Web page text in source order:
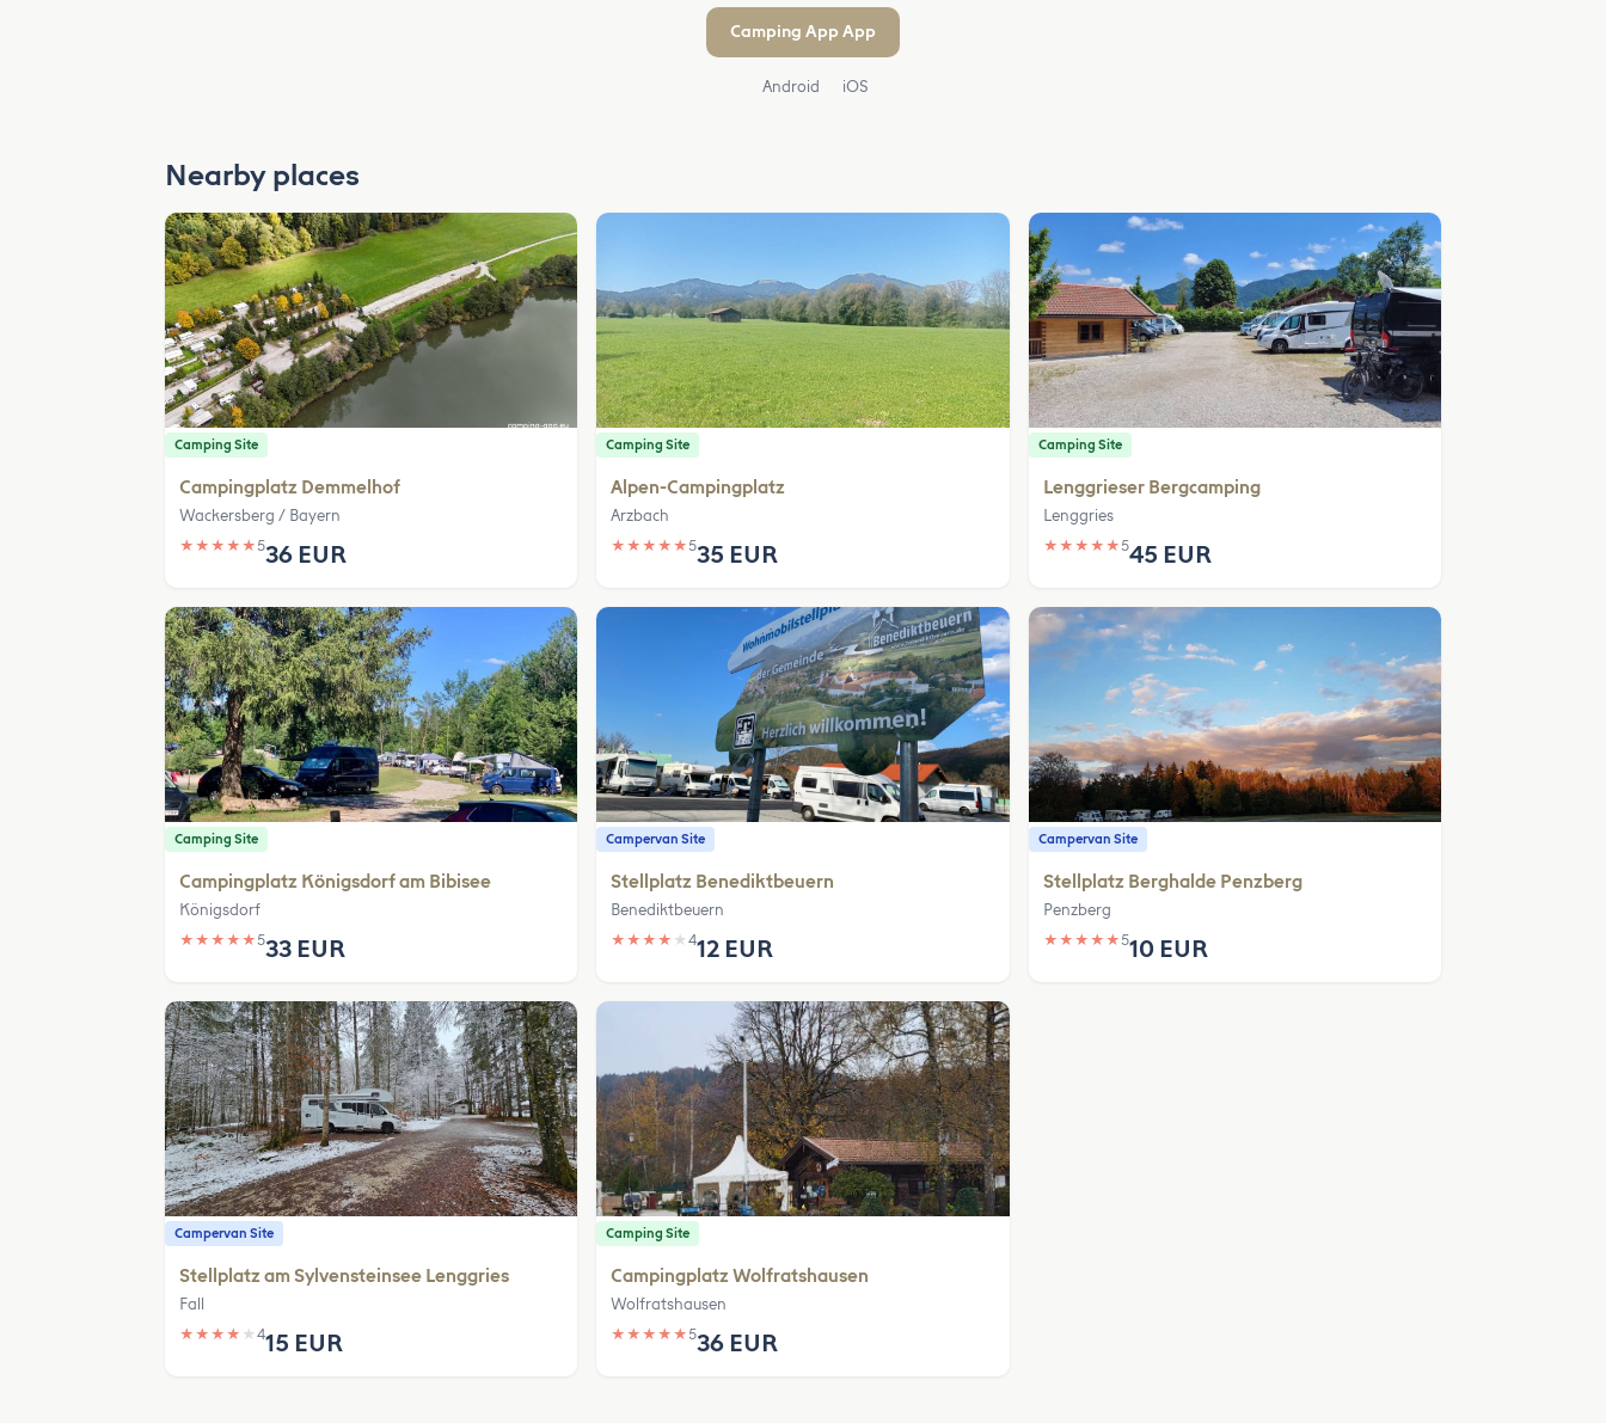
Camping App App
Android iOS
Nearby places
Camping Site
Campingplatz Demmelhof
Wackersberg / Bayern
★ ★ ★ ★ ★536 EUR
Camping Site
Alpen-Campingplatz
Arzbach
★ ★ ★ ★ ★535 EUR
Camping Site
Lenggrieser Bergcamping
Lenggries
★ ★ ★ ★ ★545 EUR
Camping Site
Campingplatz Königsdorf am Bibisee
Königsdorf
★ ★ ★ ★ ★533 EUR
Campervan Site
Stellplatz Benediktbeuern
Benediktbeuern
★ ★ ★ ★ ★412 EUR
Campervan Site
Stellplatz Berghalde Penzberg
Penzberg
★ ★ ★ ★ ★510 EUR
Campervan Site
Stellplatz am Sylvensteinsee Lenggries
Fall
★ ★ ★ ★ ★ 415 EUR
Camping Site
Campingplatz Wolfratshausen
Wolfratshausen
★ ★ ★ ★ ★536 EUR